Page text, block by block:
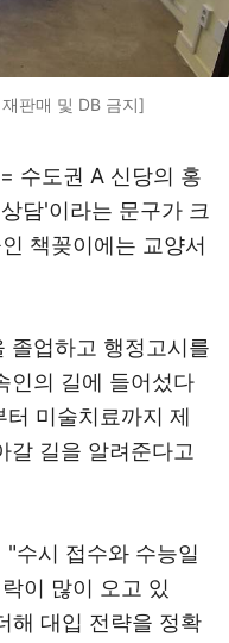
판매 및 DB 금지]
수도권 A 신당의 홍
담'이라는 문구가 크
책꽂이에는 교양서
졸업하고 행정고시를
인의 길에 들어섰다
미술치료까지 제
갈 길을 알려준다고
수시 접수와 수능일
이 많이 오고 있
해 대입 전략을 정확